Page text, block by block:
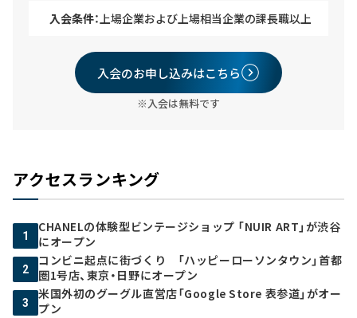
入会条件：上場企業および上場相当企業の課長職以上
入会のお申し込みはこちら
※入会は無料です
アクセスランキング
1
CHANELの体験型ビンテージショップ 「NUIR ART」が渋谷
にオープン
2
コンビニ起点に街づくり 「ハッピーローソンタウン」首都
圏1号店、東京・日野にオープン
3
米国外初のグーグル直営店「Google Store 表参道」がオー
プン